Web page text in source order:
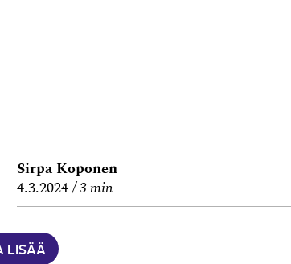
Sirpa Koponen
4.3.2024
3 min
LISÄÄ